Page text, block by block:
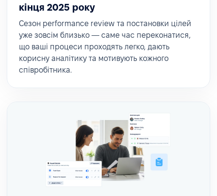
кінця 2025 року
Сезон performance review та постановки цілей
уже зовсім близько — саме час переконатися,
що ваші процеси проходять легко, дають
корисну аналітику та мотивують кожного
співробітника.